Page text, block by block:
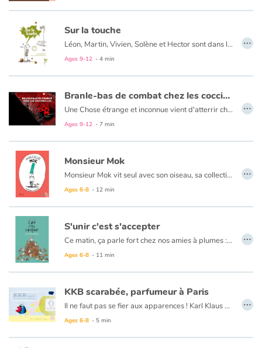
Documentaries
With the family
Daily life and hobbies
At school
Festivals and events
Love and friendship
Social issues
Emotions and feelings
Formats and illustrations
Catalogue anglais
Contraste +
Sur la touche
Léon, Martin, Vivien, Solène et Hector sont dans la même équipe de basket. Il n’y a qu’Hector qui sait jouer... enfin ça, c’est lui qui le dit.
Ages 9-12 - 4 min
…
Branle-bas de combat chez les coccinelles
Une Chose étrange et inconnue vient d'atterrir chez les coccinelles... D'abord curieuses, bientôt inquiètes et finalement terrorisées, c'est le branle-bas de combat chez les coccinelles !
Ages 9-12 - 7 min
…
Monsieur Mok
Monsieur Mok vit seul avec son oiseau, sa collection de boîtes et son arbre. Il a décidé de ne plus sortir de chez lui. Jusqu’au jour où…
Ages 6-8 - 12 min
…
S'unir c'est s'accepter
Ce matin, ça parle fort chez nos amies à plumes : Marinette veut changer de couleur… Il n’en faut pas plus pour affoler la basse-cour.
Ages 6-8 - 11 min
…
KKB scarabée, parfumeur à Paris
Il ne faut pas se fier aux apparences ! Karl Klaus Bouzy, dit KKB, est un scarabée de la famille des bousiers, ceux qui fouillent et se nourrissent du crottin. Mais au caca, KKB préfère les fleurs, et a pour ambition de devenir parfumeur. Pour cela il doit quitter les siens, et partir tenter sa chance à Paris. On lui recommande l’adresse de Marcelle, une fourmi qui pourrait l’aider à s’installer. Mais arrivé chez elle, on le tient à distance, car un bousier sent forcément le fumier. Bouzy, malgré les préjugés, parviendra-t-il à convaincre et à réaliser son rêve : devenir parfumeur ?
Ages 6-8 - 5 min
…